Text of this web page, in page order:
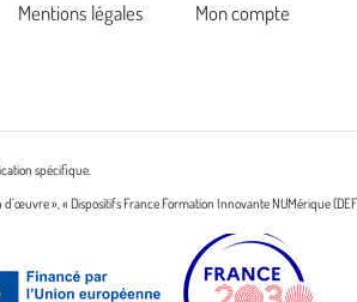
Mentions légales
Mon compte
spécifique.
», « Dispositifs France Formation Innovante NUMérique